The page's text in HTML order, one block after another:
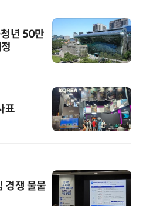
년 50만
표
경쟁 불붙